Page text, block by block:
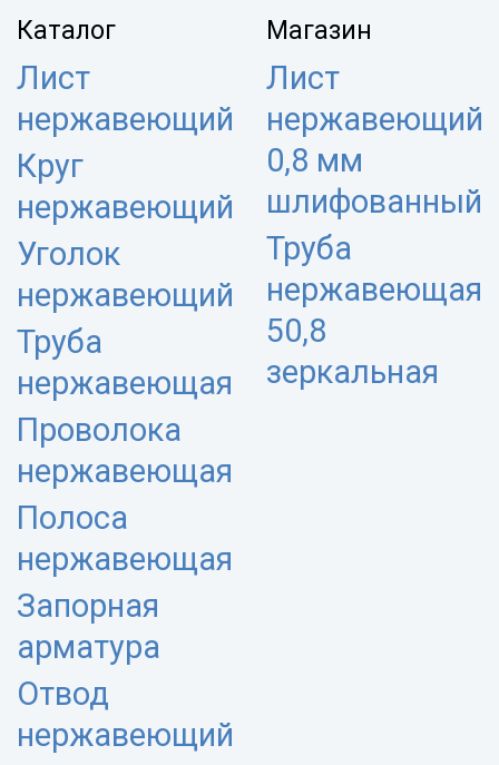
Каталог
Лист
нержавеющий
Круг
нержавеющий
Уголок
нержавеющий
Труба
нержавеющая
Проволока
нержавеющая
Полоса
нержавеющая
Запорная
арматура
Отвод
нержавеющий
Магазин
Лист
нержавеющий
0,8 мм
шлифованный
Труба
нержавеющая
50,8
зеркальная